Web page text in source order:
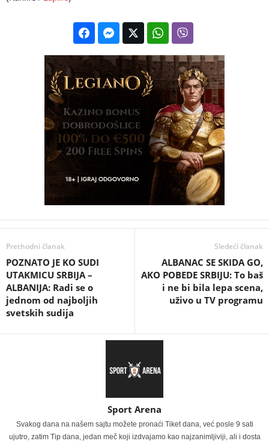
Prethodni članak
POZNATO JE KO SUDI
UTAKMICU SRBIJA –
ALBANIJA: Radi se o
jednom od najboljih
svetskih sudija
Sledeći članak
ALBANAC SE SKIDA GO,
AKO POBEDE SRBIJU: To baš
i ne bi bila lepa scena,
uživo u TV programu
Sport Arena
Svakog dana na našem sajtu možete pronaći Tiket dana, već posle 9 sati
ujutro, zatim Tip dana, jedan meč koji izdvajamo kao najzanimljiviji, ali i dosta